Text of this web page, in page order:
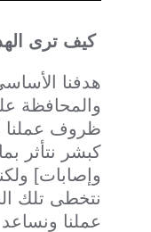
كيف ترى
هدفنا
والمحافظة
ظروف عملنا
كبشر نتأثر
وإصابات]
نتخطى تلك
عملنا